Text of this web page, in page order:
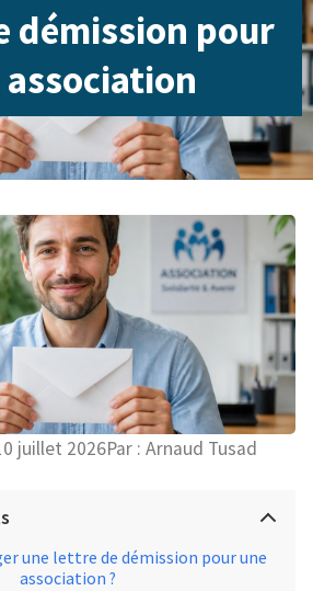
démission pour
association
juillet 2026Par : Arnaud Tusad
une lettre de démission pour une
association ?